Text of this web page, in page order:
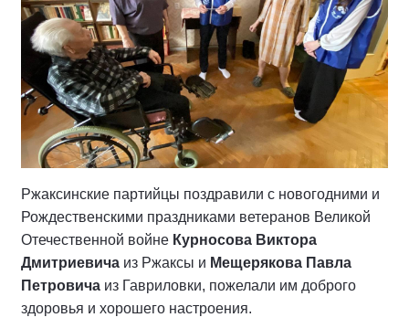
Ржаксинские партийцы поздравили с новогодними и
Рождественскими праздниками ветеранов Великой
Отечественной войне Курносова Виктора
Дмитриевича из Ржаксы и Мещерякова Павла
Петровича из Гавриловки, пожелали им доброго
здоровья и хорошего настроения.